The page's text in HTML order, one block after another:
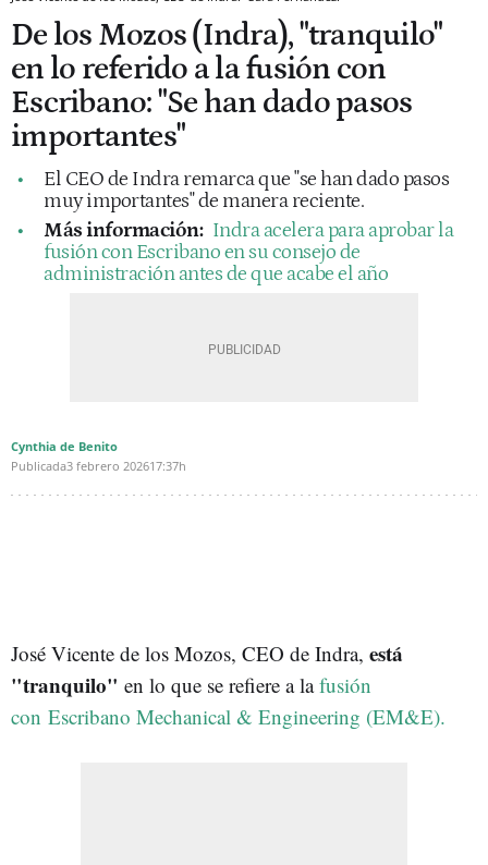
De los Mozos (Indra), "tranquilo"
en lo referido a la fusión con
Escribano: "Se han dado pasos
importantes"
El CEO de Indra remarca que "se han dado pasos
muy importantes" de manera reciente.
Más información: Indra acelera para aprobar la
fusión con Escribano en su consejo de
administración antes de que acabe el año
Cynthia de Benito
Publicada3 febrero 202617:37h
José Vicente de los Mozos, CEO de Indra, está
"tranquilo" en lo que se refiere a lafusión
con Escribano Mechanical & Engineering (EM&E).